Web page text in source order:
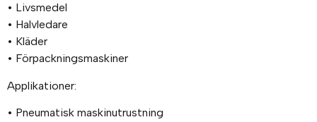
• Livsmedel
• Halvledare
• Kläder
• Förpackningsmaskiner
Applikationer:
• Pneumatisk maskinutrustning